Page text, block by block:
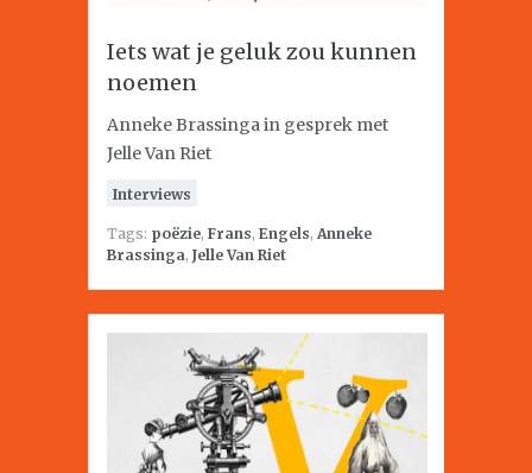
Iets wat je geluk zou kunnen
noemen
Anneke Brassinga in gesprek met
Jelle Van Riet
Interviews
Tags: poëzie, Frans, Engels, Anneke
Brassinga, Jelle Van Riet